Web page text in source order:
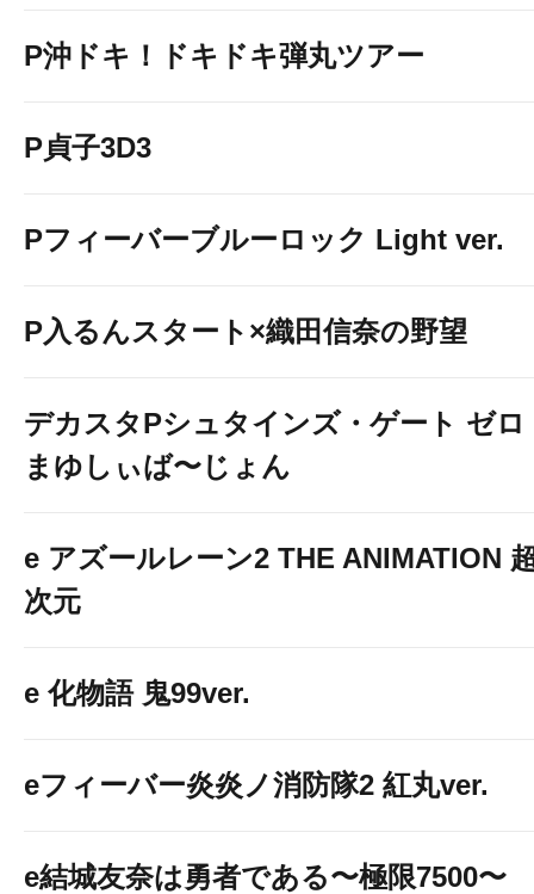
P沖ドキ！ドキドキ弾丸ツアー
P貞子3D3
Pフィーバーブルーロック Light ver.
P入るんスタート×織田信奈の野望
デカスタPシュタインズ・ゲート ゼロ
まゆしぃば〜じょん
e アズールレーン2 THE ANIMATION
次元
e 化物語 鬼99ver.
eフィーバー炎炎ノ消防隊2 紅丸ver.
e結城友奈は勇者である〜極限7500〜